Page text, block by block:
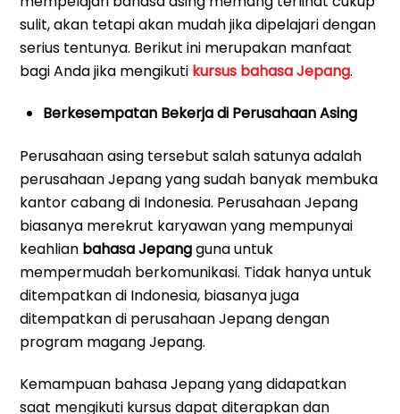
sulit, akan tetapi akan mudah jika dipelajari dengan
serius tentunya. Berikut ini merupakan manfaat
bagi Anda jika mengikuti kursus bahasa Jepang.
Berkesempatan Bekerja di Perusahaan Asing
Perusahaan asing tersebut salah satunya adalah
perusahaan Jepang yang sudah banyak membuka
kantor cabang di Indonesia. Perusahaan Jepang
biasanya merekrut karyawan yang mempunyai
keahlian bahasa Jepangguna untuk
mempermudah berkomunikasi. Tidak hanya untuk
ditempatkan di Indonesia, biasanya juga
ditempatkan di perusahaan Jepang dengan
program magang Jepang.
Kemampuan bahasa Jepang yang didapatkan
saat mengikuti kursus dapat diterapkan dan